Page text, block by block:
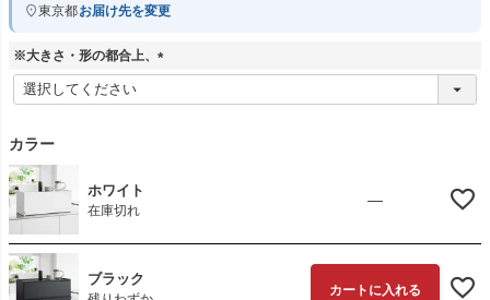
東京都お届け先を変更
※大きさ・形の都合上、
(
カラー
ホワイト
在庫切れ
—
ブラック
カートに入れる